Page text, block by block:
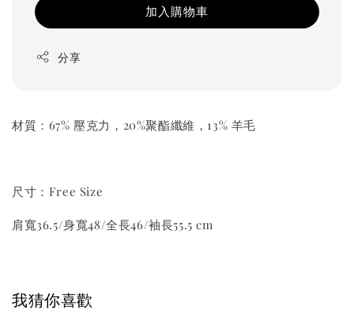
加入購物車
分享
材質：67% 壓克力，20%聚酯纖維，13% 羊毛
尺寸：Free Size
肩寬36.5/身寬48/全長46/袖長55.5 cm
我猜你喜歡